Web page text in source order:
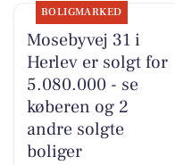
BOLIGMARKED
Mosebyvej 31 i
Herlev er solgt for
5.080.000 - se
køberen og 2
andre solgte
boliger